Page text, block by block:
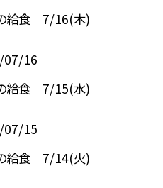
給食 7/16(木)
07/16
給食 7/15(水)
07/15
給食 7/14(火)